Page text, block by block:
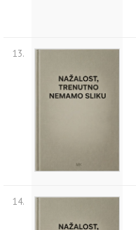
13.
14.